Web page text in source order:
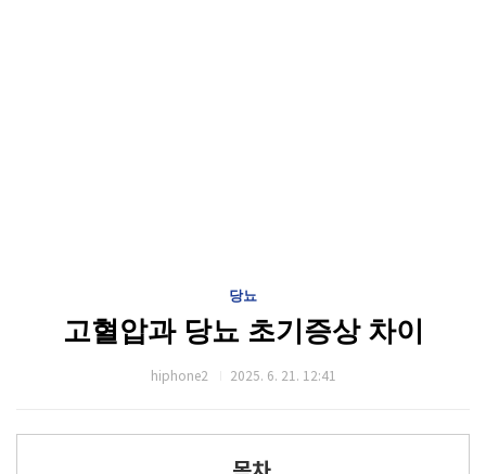
당뇨
고혈압과 당뇨 초기증상 차이
hiphone2 2025. 6. 21. 12:41